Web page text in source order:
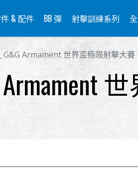
& 配件 BB 彈 射擊訓練系列
G&G Armament 世界盃極限射擊大賽